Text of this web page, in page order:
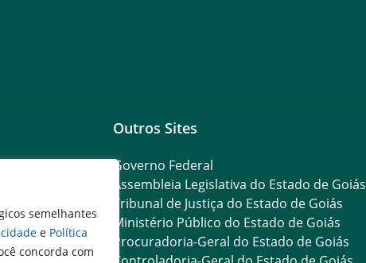
semelhantes
e Política
concorda com
Outros Sites
Governo Federal
Assembleia Legislativa do Estado de Goiás
Tribunal de Justiça do Estado de Goiás
Ministério Público do Estado de Goiás
Procuradoria-Geral do Estado de Goiás